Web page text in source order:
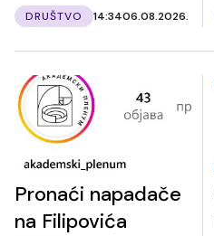
DRUŠTVO 14:3406.08.2026.
Pronaći napadače
na Filipovića